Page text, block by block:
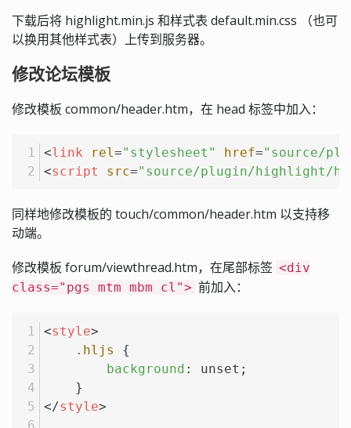
下载后将 highlight.min.js 和样式表 default.min.css （也可
以换用其他样式表）上传到服务器。
修改论坛模板
修改模板 common/header.htm，在 head 标签中加入：
<link rel="stylesheet" href="source/
<script src="source/plugin/highlight/
同样地修改模板的 touch/common/header.htm 以支持移
动端。
修改模板 forum/viewthread.htm，在尾部标签 <div
class="pgs mtm mbm cl"> 前加入：
<style>
.hljs
{
background : unset;
    }
</style>